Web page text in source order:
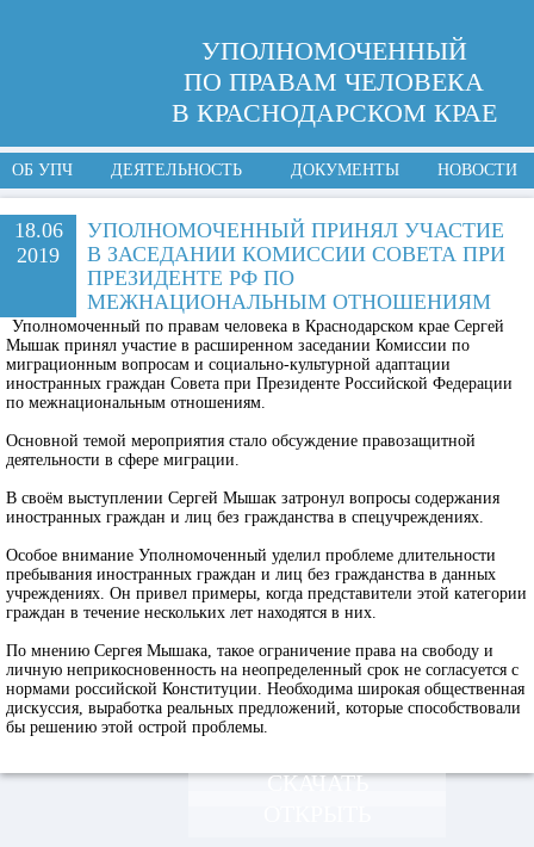
УПОЛНОМОЧЕННЫЙ
ПО ПРАВАМ ЧЕЛОВЕКА
В КРАСНОДАРСКОМ КРАЕ
ОБ УПЧ ДЕЯТЕЛЬНОСТЬ ДОКУМЕНТЫ НОВОСТИ
18.06
2019
УПОЛНОМОЧЕННЫЙ ПРИНЯЛ УЧАСТИЕ
В ЗАСЕДАНИИ КОМИССИИ СОВЕТА ПРИ
ПРЕЗИДЕНТЕ РФ ПО
МЕЖНАЦИОНАЛЬНЫМ ОТНОШЕНИЯМ
Уполномоченный по правам человека в Краснодарском крае Сергей
Мышак принял участие в расширенном заседании Комиссии по
миграционным вопросам и социально-культурной адаптации
иностранных граждан Совета при Президенте Российской Федерации
по межнациональным отношениям.
Основной темой мероприятия стало обсуждение правозащитной
деятельности в сфере миграции.
В своём выступлении Сергей Мышак затронул вопросы содержания
иностранных граждан и лиц без гражданства в спецучреждениях.
Особое внимание Уполномоченный уделил проблеме длительности
пребывания иностранных граждан и лиц без гражданства в данных
учреждениях. Он привел примеры, когда представители этой категории
граждан в течение нескольких лет находятся в них.
По мнению Сергея Мышака, такое ограничение права на свободу и
личную неприкосновенность на неопределенный срок не согласуется с
нормами российской Конституции. Необходима широкая общественная
дискуссия, выработка реальных предложений, которые способствовали
бы решению этой острой проблемы.
СКАЧАТЬ